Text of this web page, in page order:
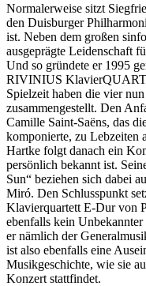
Normalerweise sitzt
den Duisburger
ist. Neben dem großen
ausgeprägte Leidenschaft
Und so gründete er 1995
RIVINIUS
Spielzeit haben die vier
zusammengestellt. Den
Camille Saint-Saëns, das
komponierte, zu Lebzeiten
Hartke folgt danach ein
persönlich bekannt ist.
Sun“ beziehen sich dabei
Miró. Den Schlusspunkt
Klavierquartett E-Dur von
ebenfalls kein
er nämlich der
ist also ebenfalls eine
Musikgeschichte, wie sie
Konzert stattfindet.